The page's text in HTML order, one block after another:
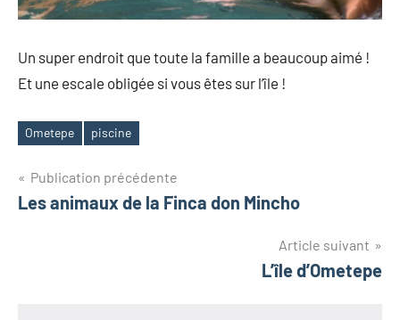
Un super endroit que toute la famille a beaucoup aimé !
Et une escale obligée si vous êtes sur l’île !
Étiquettes
Ometepe piscine
Navigation
de
Publication précédente
Les animaux de la Finca don Mincho
Article suivant
L’île d’Ometepe